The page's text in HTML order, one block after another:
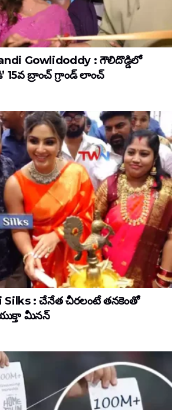
Gowlidoddy : గౌలిదొడ్డిలో
15వ బ్రాంచ్ గ్రాండ్ లాంచ్
Silks : చేనేత చీరలంటే తనకెంతో
మీనన్‌